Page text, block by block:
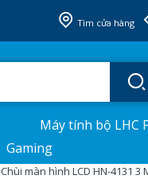
Tìm cửa hàng
Máy tính bộ LHC
Gaming
Chùi màn hình LCD HN-4131 3